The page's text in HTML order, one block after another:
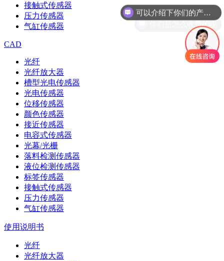
接触式传感器
压力传感器
气缸传感器
CAD
光纤
光纤放大器
槽型光电传感器
光电传感器
位移传感器
颜色传感器
接近传感器
电容式传感器
光幕/光栅
落料检测传感器
液位检测传感器
标签传感器
接触式传感器
压力传感器
气缸传感器
使用说明书
光纤
光纤放大器
你们是怎么收费的呢